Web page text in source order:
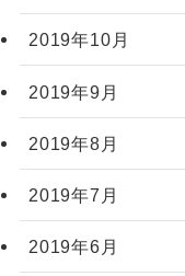
2019年10月
2019年9月
2019年8月
2019年7月
2019年6月